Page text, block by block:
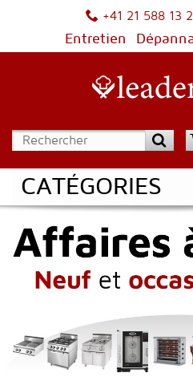
+41 21 588 13
Entretien
CATÉGORIES